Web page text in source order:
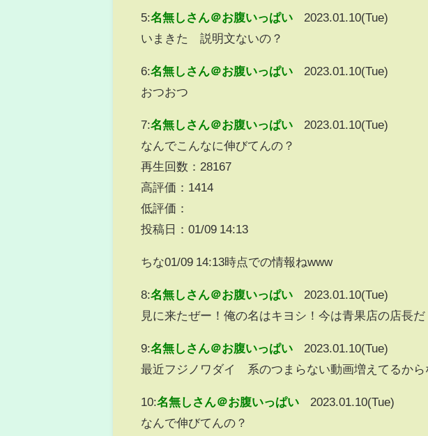
5:名無しさん＠お腹いっぱい
2023.01.10(Tue)
いまきた 説明文ないの？
6:名無しさん＠お腹いっぱい
2023.01.10(Tue)
おつおつ
7:名無しさん＠お腹いっぱい
2023.01.10(Tue)
なんでこんなに伸びてんの？
再生回数：28167
高評価：1414
低評価：
投稿日：01/09 14:13
ちな01/09 14:13時点での情報ねwww
8:名無しさん＠お腹いっぱい
2023.01.10(Tue)
見に来たぜー！俺の名はキヨシ！今は青果店の店長だ
9:名無しさん＠お腹いっぱい
2023.01.10(Tue)
最近フジノワダイ 系のつまらない動画増えてるから
10:名無しさん＠お腹いっぱい
2023.01.10(Tue)
なんで伸びてんの？